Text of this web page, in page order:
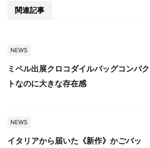
関連記事
NEWS
ミペル出展クロコダイルバッグコンパク
トなのに大きな存在感
NEWS
イタリアから届いた《新作》かごバッ